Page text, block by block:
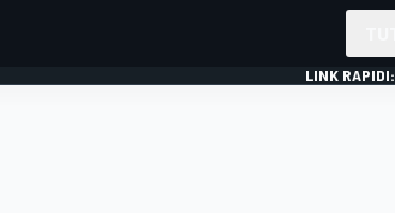
LINK RAPIDI: